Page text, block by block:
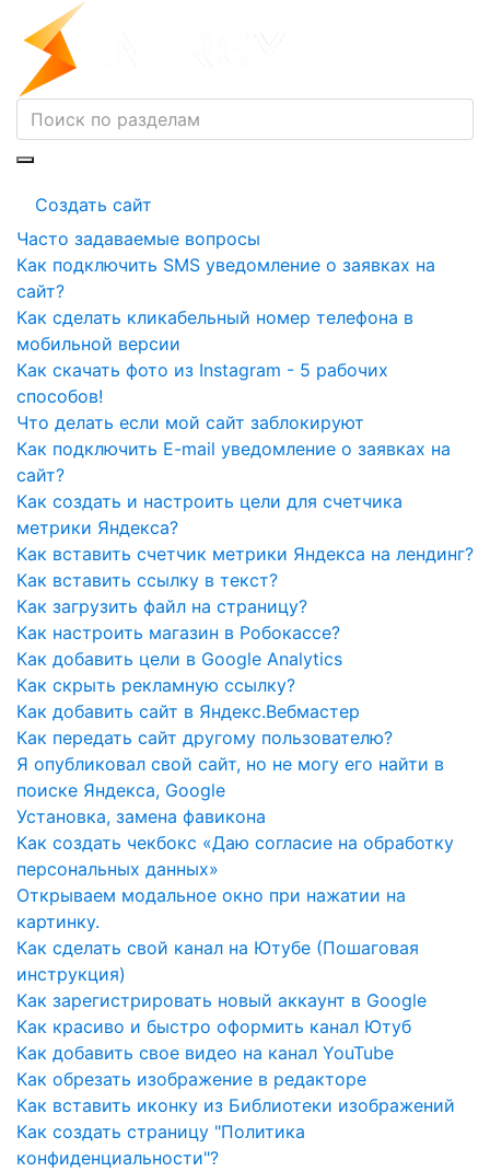
Создать сайт
Часто задаваемые вопросы
Как подключить SMS уведомление о заявках на
сайт?
Как сделать кликабельный номер телефона в
мобильной версии
Как скачать фото из Instagram - 5 рабочих
способов!
Что делать если мой сайт заблокируют
Как подключить E-mail уведомление о заявках на
сайт?
Как создать и настроить цели для счетчика
метрики Яндекса?
Как вставить счетчик метрики Яндекса на лендинг?
Как вставить ссылку в текст?
Как загрузить файл на страницу?
Как настроить магазин в Робокассе?
Как добавить цели в Google Analytics
Как скрыть рекламную ссылку?
Как добавить сайт в Яндекс.Вебмастер
Как передать сайт другому пользователю?
Я опубликовал свой сайт, но не могу его найти в
поиске Яндекса, Google
Установка, замена фавикона
Как создать чекбокс «Даю согласие на обработку
персональных данных»
Открываем модальное окно при нажатии на
картинку.
Как сделать свой канал на Ютубе (Пошаговая
инструкция)
Как зарегистрировать новый аккаунт в Google
Как красиво и быстро оформить канал Ютуб
Как добавить свое видео на канал YouTube
Как обрезать изображение в редакторе
Как вставить иконку из Библиотеки изображений
Как создать страницу "Политика
конфиденциальности"?